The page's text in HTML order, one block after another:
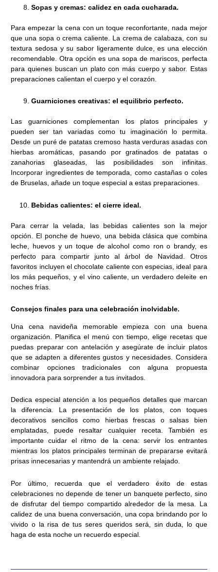
Sopas y cremas: calidez en cada cucharada.
Para empezar la cena con un toque reconfortante, nada mejor
que una sopa o crema caliente. La crema de calabaza, con su
textura sedosa y su sabor ligeramente dulce, es una elección
recomendable. Otra opción es una sopa de mariscos, perfecta
para quienes buscan un plato con más cuerpo y sabor. Estas
preparaciones calientan el cuerpo y el corazón.
Guarniciones creativas: el equilibrio perfecto.
Las guarniciones complementan los platos principales y
pueden ser tan variadas como tu imaginación lo permita.
Desde un puré de patatas cremoso hasta verduras asadas con
hierbas aromáticas, pasando por gratinados de patatas o
zanahorias glaseadas, las posibilidades son infinitas.
Incorporar ingredientes de temporada, como castañas o coles
de Bruselas, añade un toque especial a estas preparaciones.
Bebidas calientes: el cierre ideal.
Para cerrar la velada, las bebidas calientes son la mejor
opción. El ponche de huevo, una bebida clásica que combina
leche, huevos y un toque de alcohol como ron o brandy, es
perfecto para compartir junto al árbol de Navidad. Otros
favoritos incluyen el chocolate caliente con especias, ideal para
los más pequeños, y el vino caliente, un verdadero deleite en
noches frías.
Consejos finales para una celebración inolvidable.
Una cena navideña memorable empieza con una buena
organización. Planifica el menú con tiempo, elige recetas que
puedas preparar con antelación y asegúrate de incluir platos
que se adapten a diferentes gustos y necesidades. Considera
combinar opciones tradicionales con alguna propuesta
innovadora para sorprender a tus invitados.
Dedica especial atención a los pequeños detalles que marcan
la diferencia. La presentación de los platos, con toques
decorativos sencillos como hierbas frescas o salsas bien
emplatadas, puede resaltar cualquier receta. También es
importante cuidar el ritmo de la cena: servir los entrantes
mientras los platos principales terminan de prepararse evitará
prisas innecesarias y mantendrá un ambiente relajado.
Por último, recuerda que el verdadero éxito de estas
celebraciones no depende de tener un banquete perfecto, sino
de disfrutar del tiempo compartido alrededor de la mesa. La
calidez de una buena conversación, una copa brindando por lo
vivido o la risa de tus seres queridos será, sin duda, lo que
haga de esta noche un recuerdo especial.